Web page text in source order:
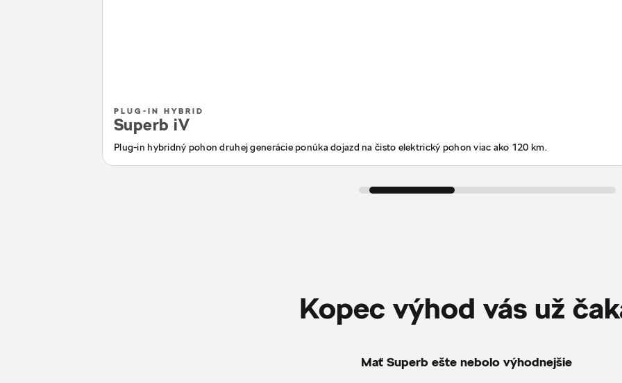
PLUG-IN HYBRID
Superb iV
Plug-in hybridný pohon druhej generácie ponúka dojazd na čisto elektrický pohon viac ako 120 km.
Kopec výhod vás už
Mať Superb ešte nebolo výhodnejšie